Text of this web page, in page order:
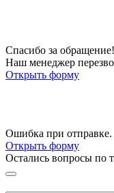
Спасибо за обращение!
Наш менеджер
Открыть форму
Ошибка при
Открыть форму
Остались вопросы по